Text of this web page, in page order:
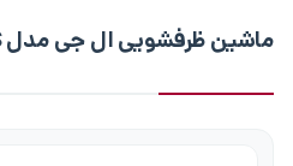
ماشین ظرفشویی ال جی مدل DFC287HMS دودی